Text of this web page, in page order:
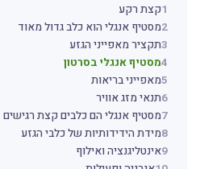
1קצת רקע
2מסטיף אנגלי הוא כלב גדול מאוד
3תקציר מאפייני הגזע
4מסטיף אנגלי בסרטון
5מאפייני בריאות
6תנאי מזג אוויר
7מסטיף אנגלי הם כלבים קצת רגישים
8מידת הידידותיות של כלבי הגזע
9אינטליגנציה ואילוף